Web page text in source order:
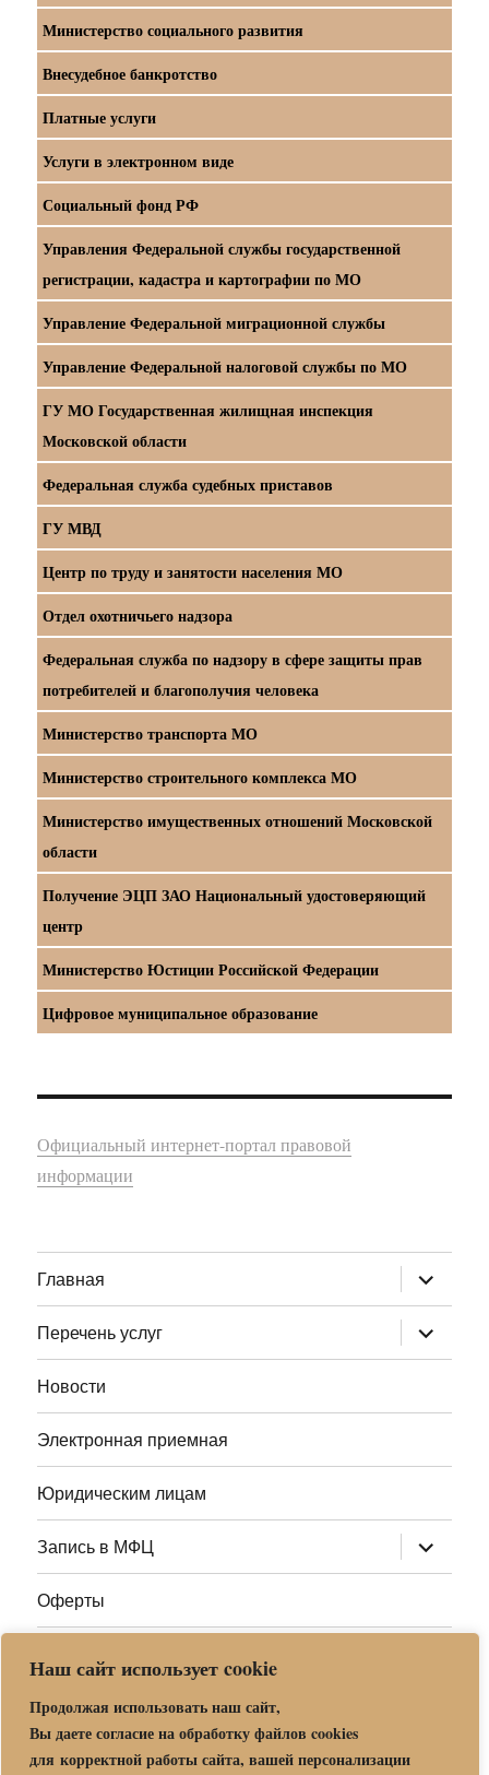
Наш сайт использует cookie
Продолжая использовать наш сайт,
Вы даете согласие на обработку файлов cookies
для корректной работы сайта, вашей персонализации
Министерство социального развития
Внесудебное банкротство
Платные услуги
Услуги в электронном виде
Социальный фонд РФ
Управления Федеральной службы государственной
регистрации, кадастра и картографии по МО
Управление Федеральной миграционной службы
Управление Федеральной налоговой службы по МО
ГУ МО Государственная жилищная инспекция
Московской области
Федеральная служба судебных приставов
ГУ МВД
Центр по труду и занятости населения МО
Отдел охотничьего надзора
Федеральная служба по надзору в сфере защиты прав
потребителей и благополучия человека
Министерство транспорта МО
Министерство строительного комплекса МО
Министерство имущественных отношений Московской
области
Получение ЭЦП ЗАО Национальный удостоверяющий
центр
Министерство Юстиции Российской Федерации
Цифровое муниципальное образование
Официальный интернет-портал правовой
информации
Главная раскрыть
дочернее
меню
Перечень услуг
раскрыть
дочернее
меню
Новости
Электронная приемная
Юридическим лицам
Запись в МФЦ раскрыть
дочернее
меню
Оферты
Адреса МФЦ МО